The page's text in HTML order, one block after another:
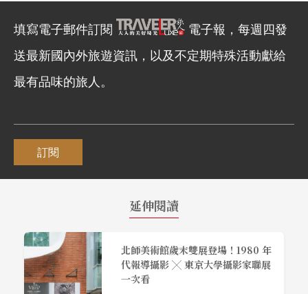
填寫電子郵件訂閱
電子報，每週四發
送最新國內外旅遊資訊，以及不定期特殊活動獻給
最有品味的旅人。
訂閱
延伸閱讀
北師美術館歲末雙展登場！1980 年
代報導攝影 ╳ 東京大學攝影家聯展
一次看